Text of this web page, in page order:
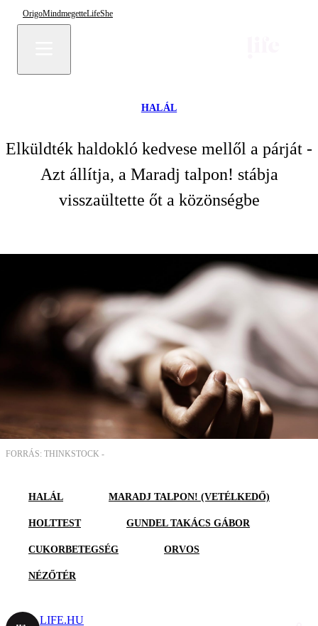
OrigoMindmegetteLifeShe
HALÁL
Elküldték haldokló kedvese mellől a párját -
Azt állítja, a Maradj talpon! stábja
visszaültette őt a közönségbe
FORRÁS: THINKSTOCK -
HALÁL MARADJ TALPON! (VETÉLKEDŐ)
HOLTTEST GUNDEL TAKÁCS GÁBOR
CUKORBETEGSÉG ORVOS
NÉZŐTÉR
LIFE.HU